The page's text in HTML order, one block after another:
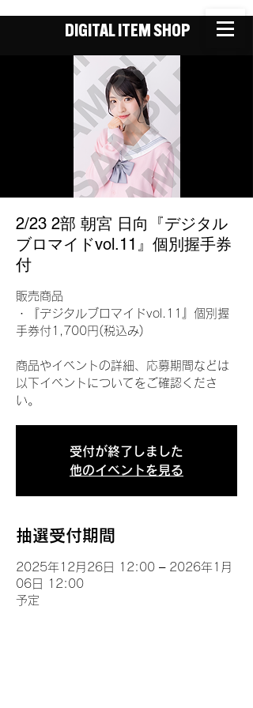
DIGITAL ITEM SHOP
2/23 2部 朝宮 日向『デジタル
ブロマイドvol.11』個別握手券
付
販売商品
・『デジタルブロマイドvol.11』個別握
手券付1,700円(税込み)
商品やイベントの詳細、応募期間などは
以下イベントについてをご確認くださ
い。
受付が終了しました
他のイベントを見る
抽選受付期間
2025年12月26日 12:00 – 2026年1月
06日 12:00
予定